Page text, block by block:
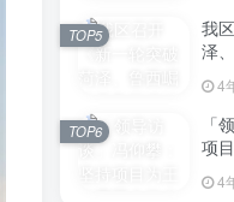
我
泽
意4
TOP5
「
项目为王 彰
点4
TOP6